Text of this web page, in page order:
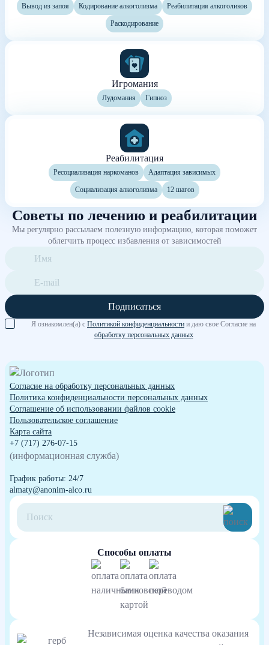
Вывод из запоя Кодирование алкоголизма Реабилитация алкоголиков
Раскодирование
Игромания
Лудомания Гипноз
Реабилитация
Ресоциализация наркоманов Адаптация зависимых
Социализация алкоголизма 12 шагов
Советы по лечению и реабилитации
Мы регулярно рассылаем полезную информацию, которая поможет
облегчить процесс избавления от зависимостей
Подписаться
Я ознакомлен(а) с Политикой конфиденциальности и даю свое Согласие на
обработку персональных данных
Согласие на обработку персональных данных
Политика конфиденциальности персональных данных
Cоглашение об использовании файлов cookie
Пользовательское соглашение
Карта сайта
+7 (717) 276-07-15
(информационная служба)
График работы: 24/7
almaty@anonim-alco.ru
Способы оплаты
Независимая оценка качества оказания